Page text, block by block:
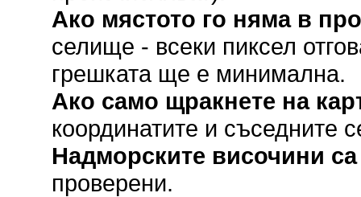
Ако мястото го няма в
селище - всеки пиксел
грешката ще е минимална.
Ако само щракнете на
координатите и съседните
Надморските височини
проверени.